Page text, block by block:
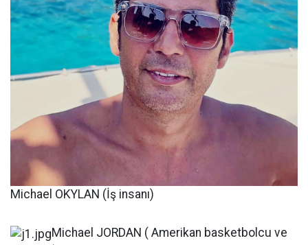
Michael OKYLAN (İş insanı)
Michael JORDAN ( Amerikan basketbolcu ve